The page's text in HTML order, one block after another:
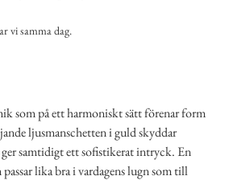
vi samma dag.
som på ett harmoniskt sätt förenar form
ljusmanschetten i guld skyddar
samtidigt ett sofistikerat intryck. En
lika bra i vardagens lugn som till